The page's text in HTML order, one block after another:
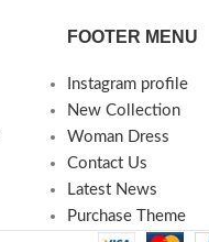
FOOTER MENU
Instagram profile
New Collection
Woman Dress
Contact Us
Latest News
Purchase Theme